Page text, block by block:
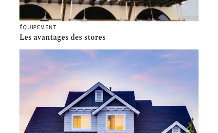
ÉQUIPEMENT
Les avantages des stores